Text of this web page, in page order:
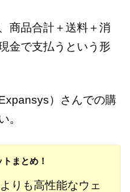
商品合計＋送料＋消
金で支払うという形
）さんでの購
。
まとめ！
りも高性能なウェ